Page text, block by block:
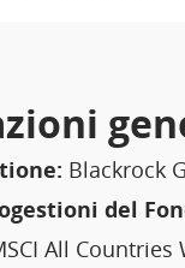
Blackrock
del
All